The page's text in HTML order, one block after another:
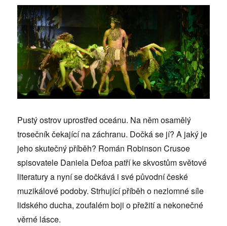
Pustý ostrov uprostřed oceánu. Na něm osamělý
trosečník čekající na záchranu. Dočká se jí? A jaký je
jeho skutečný příběh? Román Robinson Crusoe
spisovatele Daniela Defoa patří ke skvostům světové
literatury a nyní se dočkává i své původní české
muzikálové podoby. Strhující příběh o nezlomné síle
lidského ducha, zoufalém boji o přežití a nekonečné
věrné lásce.